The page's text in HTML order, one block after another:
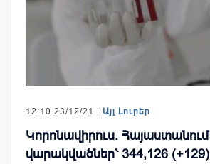
12:10 23/12/21 | Այլ Լուրեր
Կորոնավիրուս. Հայաստանում
վարակվածներ՝ 344,126 (+129)